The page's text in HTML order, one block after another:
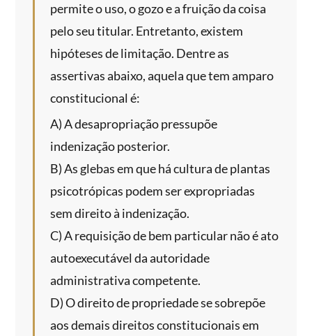
permite o uso, o gozo e a fruição da coisa
pelo seu titular. Entretanto, existem
hipóteses de limitação. Dentre as
assertivas abaixo, aquela que tem amparo
constitucional é:
A) A desapropriação pressupõe
indenização posterior.
B) As glebas em que há cultura de plantas
psicotrópicas podem ser expropriadas
sem direito à indenização.
C) A requisição de bem particular não é ato
autoexecutável da autoridade
administrativa competente.
D) O direito de propriedade se sobrepõe
aos demais direitos constitucionais em